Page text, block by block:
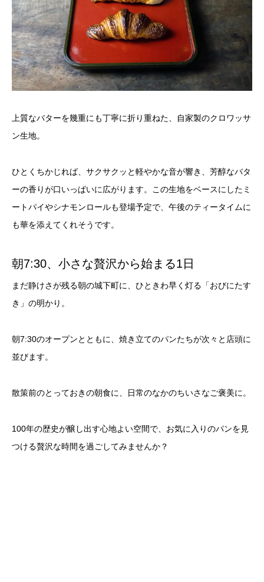
上質なバターを幾重にも丁寧に折り重ねた、自家製のクロワッサ
ン生地。
ひとくちかじれば、サクサクッと軽やかな音が響き、芳醇なバタ
ーの香りが口いっぱいに広がります。この生地をベースにしたミ
ートパイやシナモンロールも登場予定で、午後のティータイムに
も華を添えてくれそうです。
朝7:30、小さな贅沢から始まる1日
まだ静けさが残る朝の城下町に、ひときわ早く灯る「おびにたす
き」の明かり。
朝7:30のオープンとともに、焼き立てのパンたちが次々と店頭に
並びます。
散策前のとっておきの朝食に、日常のなかのちいさなご褒美に。
100年の歴史が醸し出す心地よい空間で、お気に入りのパンを見
つける贅沢な時間を過ごしてみませんか？